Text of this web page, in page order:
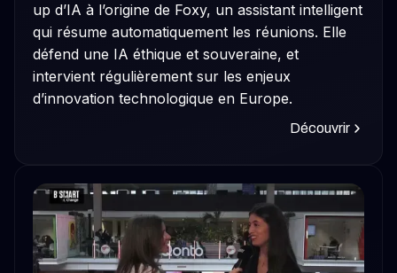
up d’IA à l’origine de Foxy, un assistant intelligent
qui résume automatiquement les réunions. Elle
défend une IA éthique et souveraine, et
intervient régulièrement sur les enjeux
d’innovation technologique en Europe.
Découvrir